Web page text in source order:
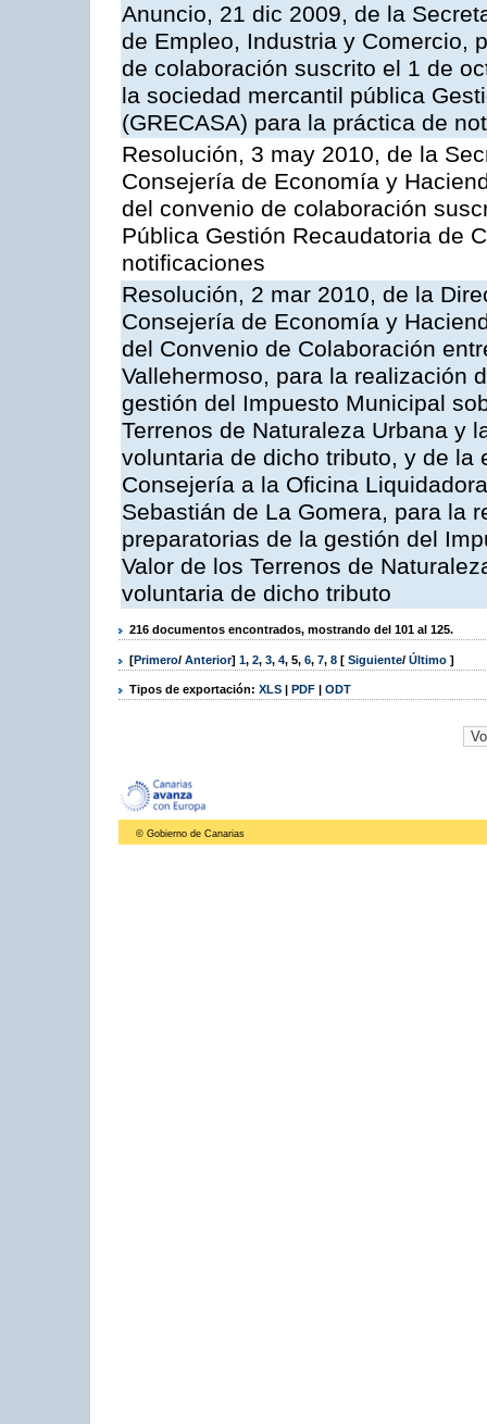
Anuncio, 21 dic 2009, de la
de Empleo, Industria y Comercio,
de colaboración suscrito el 1 de
la sociedad mercantil pública
(GRECASA) para la práctica de
Resolución, 3 may 2010, de la
Consejería de Economía y
del convenio de colaboración
Pública Gestión Recaudatoria de
notificaciones
Resolución, 2 mar 2010, de la
Consejería de Economía y
del Convenio de Colaboración
Vallehermoso, para la realización
gestión del Impuesto Municipal
Terrenos de Naturaleza Urbana y
voluntaria de dicho tributo, y de la
Consejería a la Oficina
Sebastián de La Gomera, para la
preparatorias de la gestión del
Valor de los Terrenos de
voluntaria de dicho tributo
216 documentos encontrados, mostrando del 101 al 125.
[Primero/ Anterior] 1, 2, 3, 4, 5, 6, 7, 8 [ Siguiente/ Último ]
Tipos de exportación: XLS | PDF | ODT
© Gobierno de Canarias